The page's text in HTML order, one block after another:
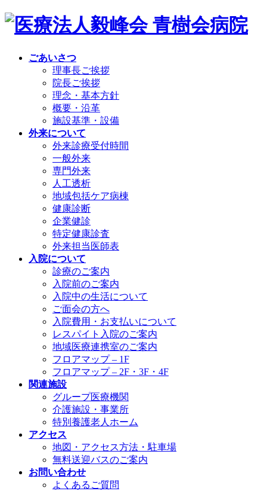
ごあいさつ
理事長ご挨拶
院長ご挨拶
理念・基本方針
概要・沿革
施設基準・設備
外来について
外来診療受付時間
一般外来
専門外来
人工透析
地域包括ケア病棟
健康診断
企業健診
特定健康診査
外来担当医師表
入院について
診療のご案内
入院前のご案内
入院中の生活について
ご面会の方へ
入院費用・お支払いについて
レスパイト入院のご案内
地域医療連携室のご案内
フロアマップ – 1F
フロアマップ – 2F・3F・4F
関連施設
グループ医療機関
介護施設・事業所
特別養護老人ホーム
アクセス
地図・アクセス方法・駐車場
無料送迎バスのご案内
お問い合わせ
よくあるご質問